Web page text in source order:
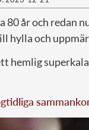
80 år och redan
hylla och
hemlig